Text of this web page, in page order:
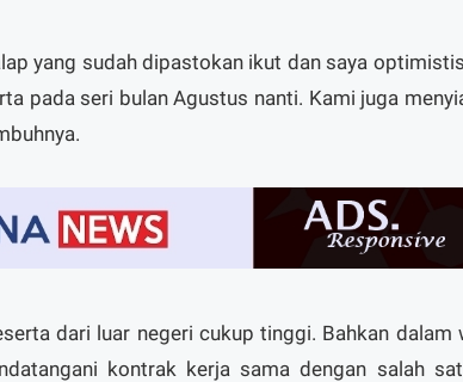
yang sudah dipastokan ikut dan saya
pada seri bulan Agustus nanti. Kami juga
dari luar negeri cukup tinggi. Bahkan dalam
kontrak kerja sama dengan salah